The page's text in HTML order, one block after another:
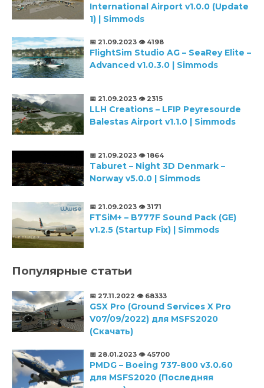
International Airport v1.0.0 (Update
1) | Simmods
📅 21.09.2023 👁️ 4198
FlightSim Studio AG – SeaRey Elite –
Advanced v1.0.3.0 | Simmods
📅 21.09.2023 👁️ 2315
LLH Creations – LFIP Peyresourde
Balestas Airport v1.1.0 | Simmods
📅 21.09.2023 👁️ 1864
Taburet – Night 3D Denmark –
Norway v5.0.0 | Simmods
📅 21.09.2023 👁️ 3171
FTSiM+ – B777F Sound Pack (GE)
v1.2.5 (Startup Fix) | Simmods
Популярные статьи
📅 27.11.2022 👁️ 68333
GSX Pro (Ground Services X Pro
V07/09/2022) для MSFS2020
(Скачать)
📅 28.01.2023 👁️ 45700
PMDG – Boeing 737-800 v3.0.60
для MSFS2020 (Последняя